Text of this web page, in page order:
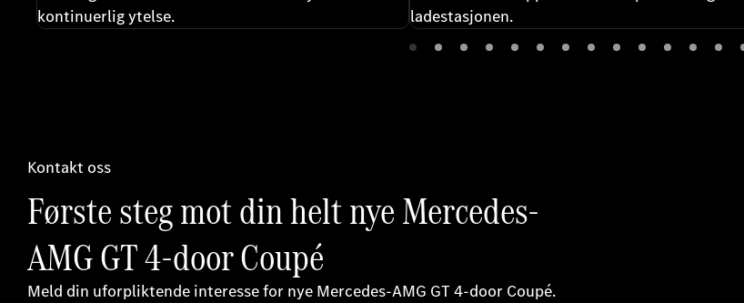
kontinuerlig ytelse.
ladestasjonen.
Kontakt oss
Første steg mot din helt nye Mercedes-
AMG GT 4-door Coupé
Meld din uforpliktende interesse for nye Mercedes-AMG GT 4-door Coupé.